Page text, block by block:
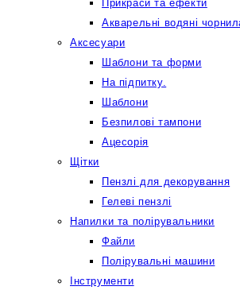
Прикраси та ефекти
Акварельні водяні
Аксесуари
Шаблони та форми
На підпитку.
Шаблони
Безпилові тампони
Ацесорія
Щітки
Пензлі для декорування
Гелеві пензлі
Напилки та полірувальники
Файли
Полірувальні машини
Інструменти